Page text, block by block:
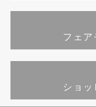
フェ
ショ